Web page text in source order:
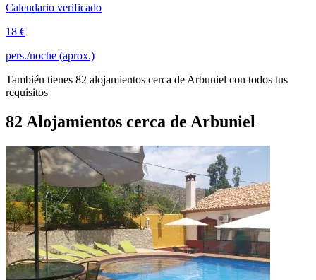
Calendario verificado
18 €
pers./noche (aprox.)
También tienes 82 alojamientos cerca de Arbuniel con todos tus
requisitos
82 Alojamientos cerca de Arbuniel